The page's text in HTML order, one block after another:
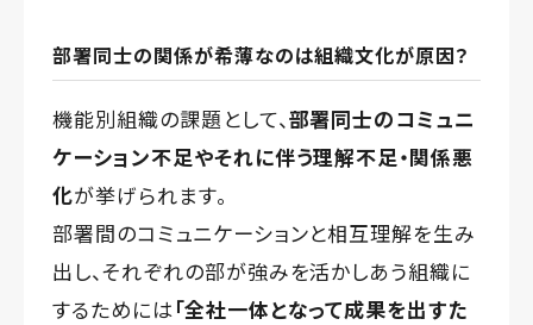
部署同士の関係が希薄なのは組織文化が原因？
機能別組織の課題として、部署同士のコミュニ
ケーション不足やそれに伴う理解不足・関係悪
化が挙げられます。
部署間のコミュニケーションと相互理解を生み
出し、それぞれの部が強みを活かしあう組織に
するためには「全社一体となって成果を出すた